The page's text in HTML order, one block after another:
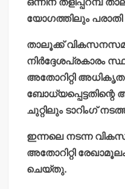
യോഗത്തിലും പരാതി
താലൂക്ക്
നിര്‍ദ്ദേശപ്രകാരം
അതോറിറ്റി
ചുറ്റിലും ടാറിംഗ്
ഇന്നലെ നടന്ന
അതോറിറ്റി
ചെയ്തു.